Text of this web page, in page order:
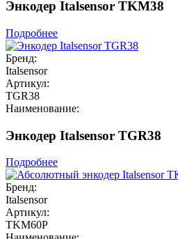
Энкодер Italsensor TKM38
Подробнее
Бренд:
Italsensor
Артикул:
TGR38
Наименование:
Энкодер Italsensor TGR38
Подробнее
Бренд:
Italsensor
Артикул:
TKM60P